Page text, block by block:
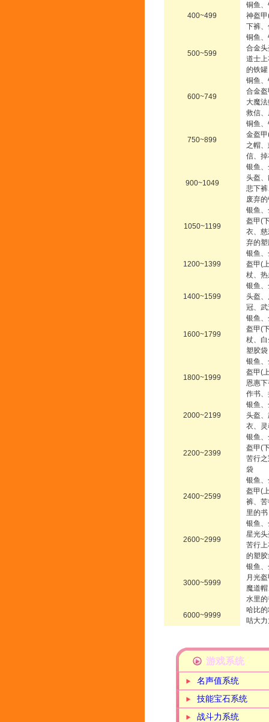
400~499
铜鱼
神盔
下裤
500~599
铜鱼
合金
道士
的铁罐
600~749
铜鱼
合金
大魔
救信
750~899
铜鱼
金盔
之帽
信、
900~1049
银鱼
头盔
悲下
废弃
1050~1199
银鱼
盔甲(
衣、
弃的
1200~1399
银鱼
盔甲(
杖、
1400~1599
银鱼
头盔
冠、
1600~1799
银鱼
盔甲(
杖、
塑胶袋
1800~1999
银鱼
盔甲(
恩惠
作书
2000~2199
银鱼
头盔
衣、
2200~2399
银鱼
盔甲(
苦行
袋
2400~2599
银鱼
盔甲(
裤、
里的书
2600~2999
银鱼
星光
苦行
的塑
3000~5999
银鱼
月光
魔道
水里
6000~9999
哈比
咕大
游戏系统
名声值系统
技能宝石系统
战斗力系统